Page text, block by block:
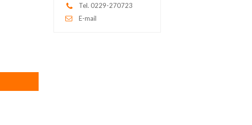
Tel. 0229-270723
E-mail